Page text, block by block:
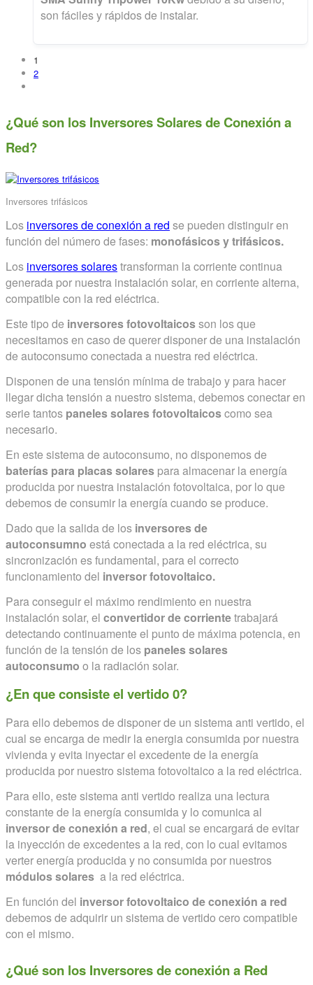
era:
2.475,00€.
es:
2.355,00€.
son fáciles y rápidos de instalar.
1
2
¿Qué son los Inversores Solares de Conexión a
Red?
Inversores trifásicos
Los inversores de conexión a red se pueden distinguir en
función del número de fases: monofásicos y trifásicos.
Los inversores solarestransforman la corriente continua
generada por nuestra instalación solar, en corriente alterna,
compatible con la red eléctrica.
Este tipo de inversores fotovoltaicosson los que
necesitamos en caso de querer disponer de una instalación
de autoconsumo conectada a nuestra red eléctrica.
Disponen de una tensión mínima de trabajo y para hacer
llegar dicha tensión a nuestro sistema, debemos conectar en
serie tantos paneles solares fotovoltaicoscomo sea
necesario.
En este sistema de autoconsumo, no disponemos de
baterías para placas solares para almacenar la energía
producida por nuestra instalación fotovoltaica, por lo que
debemos de consumir la energía cuando se produce.
Dado que la salida de los inversores de
autoconsumno está conectada a la red eléctrica, su
sincronización es fundamental, para el correcto
funcionamiento del inversor fotovoltaico.
Para conseguir el máximo rendimiento en nuestra
instalación solar, el convertidor de corrientetrabajará
detectando continuamente el punto de máxima potencia, en
función de la tensión de los paneles solares
autoconsumo o la radiación solar.
¿En que consiste el vertido 0?
Para ello debemos de disponer de un sistema anti vertido, el
cual se encarga de medir la energia consumida por nuestra
vivienda y evita inyectar el excedente de la energía
producida por nuestro sistema fotovoltaico a la red eléctrica.
Para ello, este sistema anti vertido realiza una lectura
constante de la energía consumida y lo comunica al
inversor de conexión a red, el cual se encargará de evitar
la inyección de excedentes a la red, con lo cual evitamos
verter energía producida y no consumida por nuestros
módulos solares a la red eléctrica.
En función del inversor fotovoltaico de conexión a red
debemos de adquirir un sistema de vertido cero compatible
con el mismo.
¿Qué son los Inversores de conexión a Red